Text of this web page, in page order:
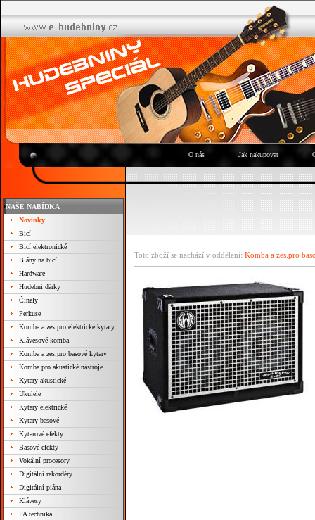
O nás Jak nakupovat
NAŠE NABÍDKA
Novinky
Bicí
Bicí elektronické
Blány na bicí
Hardware
Hudební dárky
Činely
Perkuse
Komba a zes.pro elektrické kytary
Klávesové komba
Komba a zes.pro basové kytary
Komba pro akustické nástroje
Kytary akustické
Ukulele
Kytary elektrické
Kytary basové
Kytarové efekty
Basové efekty
Vokální procesory
Digitální rekordéry
Digitální piána
Klávesy
PA technika
Toto zboží se nachází v oddělení: Komba a zes.pro